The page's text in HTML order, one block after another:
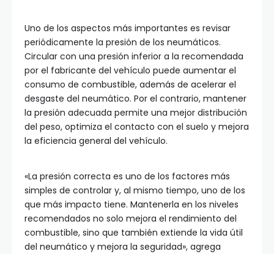
Uno de los aspectos más importantes es revisar
periódicamente la presión de los neumáticos.
Circular con una presión inferior a la recomendada
por el fabricante del vehículo puede aumentar el
consumo de combustible, además de acelerar el
desgaste del neumático. Por el contrario, mantener
la presión adecuada permite una mejor distribución
del peso, optimiza el contacto con el suelo y mejora
la eficiencia general del vehículo.
«La presión correcta es uno de los factores más
simples de controlar y, al mismo tiempo, uno de los
que más impacto tiene. Mantenerla en los niveles
recomendados no solo mejora el rendimiento del
combustible, sino que también extiende la vida útil
del neumático y mejora la seguridad», agrega